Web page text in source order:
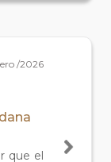
/2026
que el